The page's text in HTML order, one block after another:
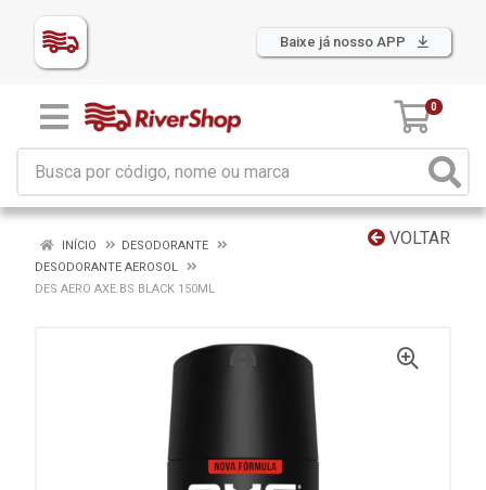
Baixe já nosso APP
0
VOLTAR
INÍCIO
DESODORANTE
DESODORANTE AEROSOL
DES AERO AXE.BS BLACK 150ML